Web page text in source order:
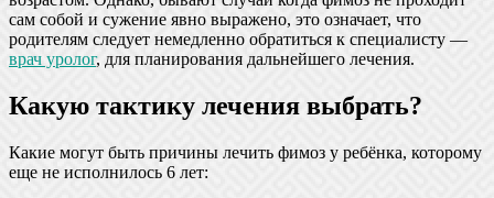
сам собой и сужение явно выражено, это означает, что
родителям следует немедленно обратиться к специалисту —
врач уролог, для планирования дальнейшего лечения.
Какую тактику лечения выбрать?
Какие могут быть причины лечить фимоз у ребёнка, которому
еще не исполнилось 6 лет: